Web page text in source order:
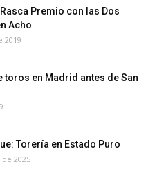
Premio con las Dos
Acho
2019
toros en Madrid antes de San
Torería en Estado Puro
2025